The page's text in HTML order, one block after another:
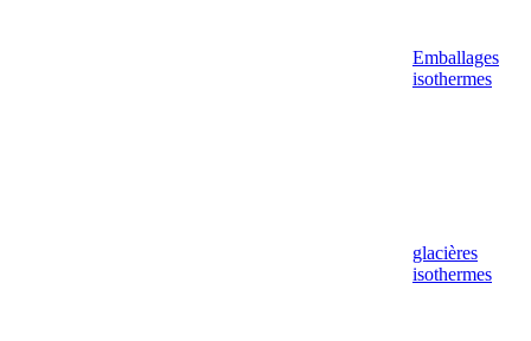
Emballages
isothermes
glacières
isothermes